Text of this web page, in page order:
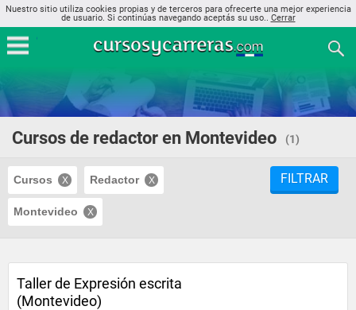
Nuestro sitio utiliza cookies propias y de terceros para ofrecerte una mejor experiencia
de usuario. Si continúas navegando aceptás su uso.. Cerrar
Cursos de redactor en Montevideo (1)
Cursos Redactor
Montevideo
FILTRAR
Taller de Expresión escrita
(Montevideo)